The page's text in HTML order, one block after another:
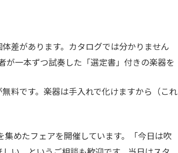
差があります。カタログでは分かりません
が一本ずつ試奏した「選定書」付きの楽器を
料です。楽器は手入れで化けますから（これ
めたフェアを開催しています。「今日は吹